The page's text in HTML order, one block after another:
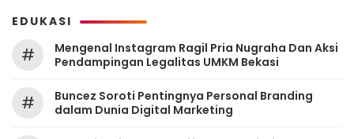
EDUKASI
#
Mengenal Instagram Ragil Pria Nugraha Dan Aksi
Pendampingan Legalitas UMKM Bekasi
#
‎Buncez Soroti Pentingnya Personal Branding
dalam Dunia Digital Marketing